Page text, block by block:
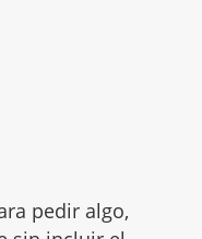
pedir algo,